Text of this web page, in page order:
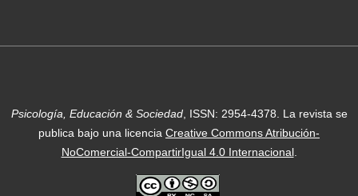
Psicología, Educación & Sociedad, ISSN: 2954-4378. La revista se
publica bajo una licencia Creative Commons Atribución-
NoComercial-CompartirIgual 4.0 Internacional.